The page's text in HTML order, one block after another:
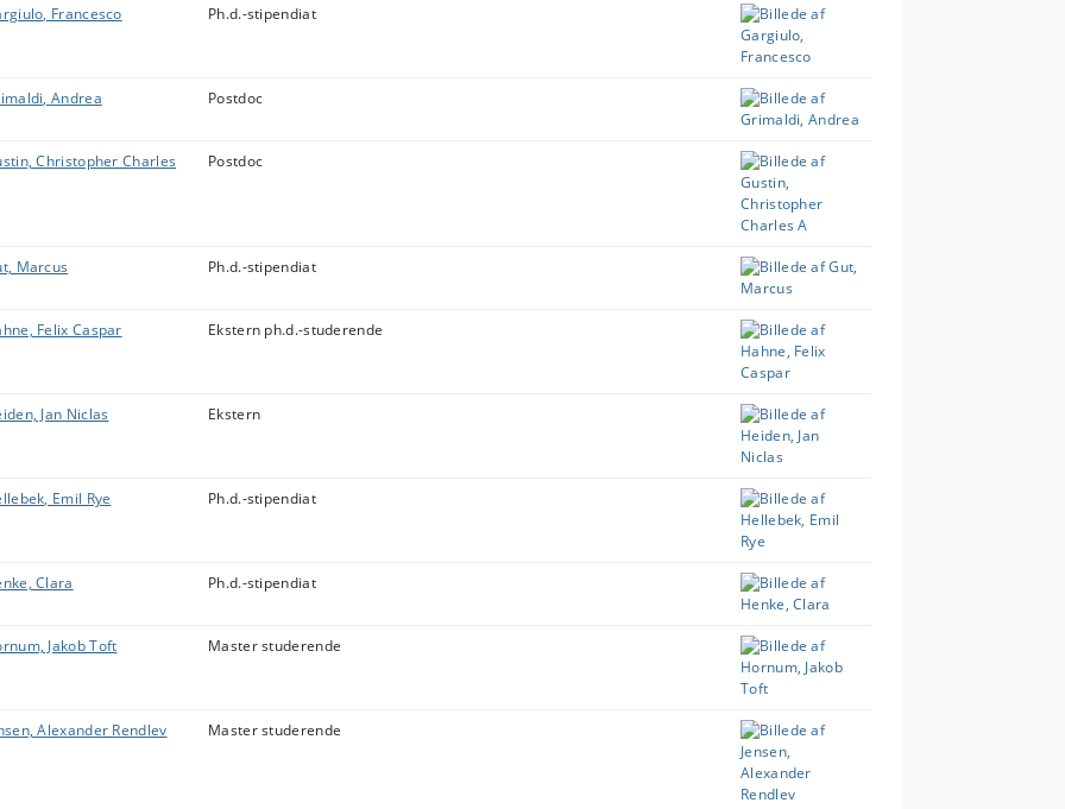
Francesco Ph.d.-stipendiat
Andrea Postdoc
Christopher Charles
Postdoc
Marcus Ph.d.-stipendiat
Felix Caspar Ekstern ph.d.-studerende
Jan Niclas Ekstern
Emil Rye Ph.d.-stipendiat
Clara Ph.d.-stipendiat
Jakob Toft Master studerende
Alexander Rendlev Master studerende